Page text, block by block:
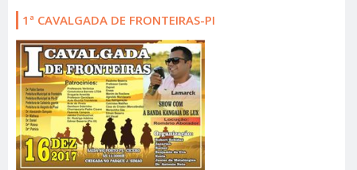
1ª CAVALGADA DE FRONTEIRAS-PI